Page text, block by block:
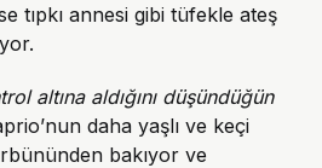
tıpkı annesi gibi tüfekle ateş
altına aldığını düşündüğün
daha yaşlı ve keçi
bakıyor ve